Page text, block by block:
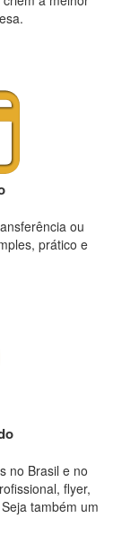
ou
prático e
no Brasil e no
flyer,
também um